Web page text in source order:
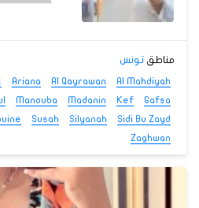
مناطق تونس
Al Mahdiyah
Al Qayrawan
Ariana
Gafsa
Kef
Madanin
Manouba
Sidi Bu Zayd
Silyanah
Susah
Zaghwan